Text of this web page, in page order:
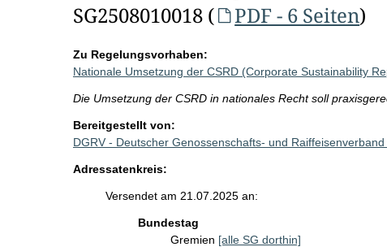
SG2508010018 (
PDF - 6 Seiten)
Zu Regelungsvorhaben:
Nationale Umsetzung der CSRD (Corporate Sustainability
Die Umsetzung der CSRD in nationales Recht soll
Bereitgestellt von:
DGRV - Deutscher Genossenschafts- und
Adressatenkreis:
Versendet am 21.07.2025 an:
Bundestag
Gremien [alle SG dorthin]